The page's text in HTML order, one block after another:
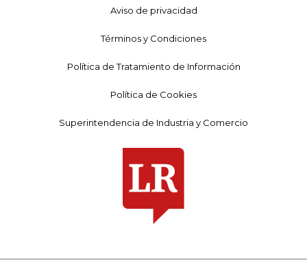
Aviso de privacidad
Términos y Condiciones
Política de Tratamiento de Información
Política de Cookies
Superintendencia de Industria y Comercio